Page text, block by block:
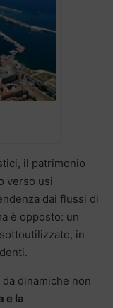
il patrimonio
verso usi
dai flussi di
è opposto: un
in
dinamiche non
e la